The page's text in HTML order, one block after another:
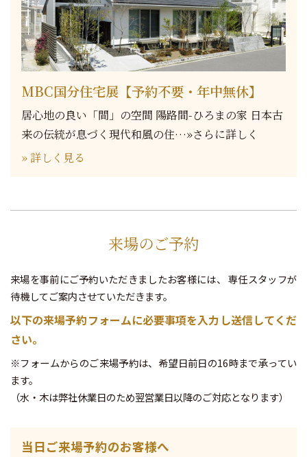
MBC国分住宅展【予約不要・年中無休】
居心地の良い「間」の空間 陽路間-ひろまの家 日本古
来の伝統が息づく現代和風の住…»さらに詳しく
» 詳しく見る
来場のご予約
来場を事前にご予約いただきましたお客様には、
専任スタッフが
待機してご案内させていただきます。
以下の来場予約フォームに必要事項を入力し送信してくだ
さい。
※フォームからのご来場予約は、希望日前日の16時まで承ってい
ます。
（水・木は弊社休業日のため翌営業日以降のご対応となります）
当日ご来場予約のお客様へ